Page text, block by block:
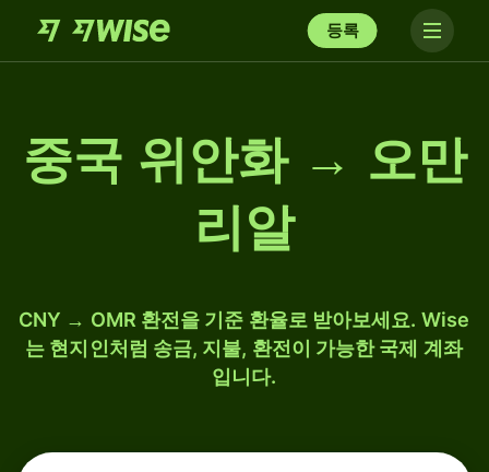
등록
중국 위안화 → 오만
리알
CNY → OMR 환전을 기준 환율로 받아보세요. Wise
는 현지인처럼 송금, 지불, 환전이 가능한 국제 계좌
입니다.